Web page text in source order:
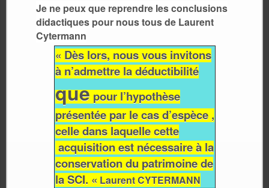
Je ne peux que reprendre les conclusions
didactiques pour nous tous de Laurent
Cytermann
« Dès lors, nous vous invitons
à n’admettre la déductibilité
que pour l’hypothèse
présentée par le cas d’espèce ,
celle dans laquelle cette
acquisition est nécessaire à la
conservation du patrimoine de
la SCI. « Laurent CYTERMANN